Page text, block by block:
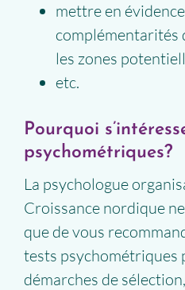
mettre en
complémentarités
les zones
etc.
Pourquoi
psychométriques?
La psychologue
Croissance nordique
que de vous
tests psychométriques
démarches de